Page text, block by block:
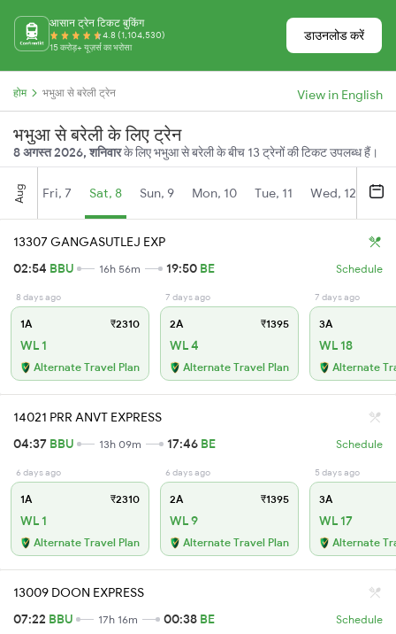
आसान ट्रेन टिकट बुकिंग
4.8 (1,104,530)
15 करोड़+ यूज़र्स का भरोसा
डाउनलोड करें
होम भभुआ से बरेली ट्रेन View in English
भभुआ से बरेली के लिए ट्रेन
8 अगस्त 2026, शनिवारके लिए भभुआ से बरेली के बीच 13 ट्रेनों की टिकट उपलब्ध हैं।
Aug Fri, 7 Sat, 8 Sun, 9 Mon, 10 Tue, 11 Wed, 12
13307 GANGASUTLEJ EXP
02:54 BBU 16h 56m 19:50 BE Schedule
8 days ago
1A ₹2310
WL 1
Alternate Travel Plan
7 days ago
2A ₹1395
WL 4
Alternate Travel Plan
7 days ago
3A
WL 18
Alternate
14021 PRR ANVT EXPRESS
04:37 BBU 13h 09m 17:46 BE Schedule
6 days ago
1A ₹2310
WL 1
Alternate Travel Plan
6 days ago
2A ₹1395
WL 9
Alternate Travel Plan
5 days ago
3A
WL 17
Alternate
13009 DOON EXPRESS
07:22 BBU 17h 16m 00:38 BE Schedule